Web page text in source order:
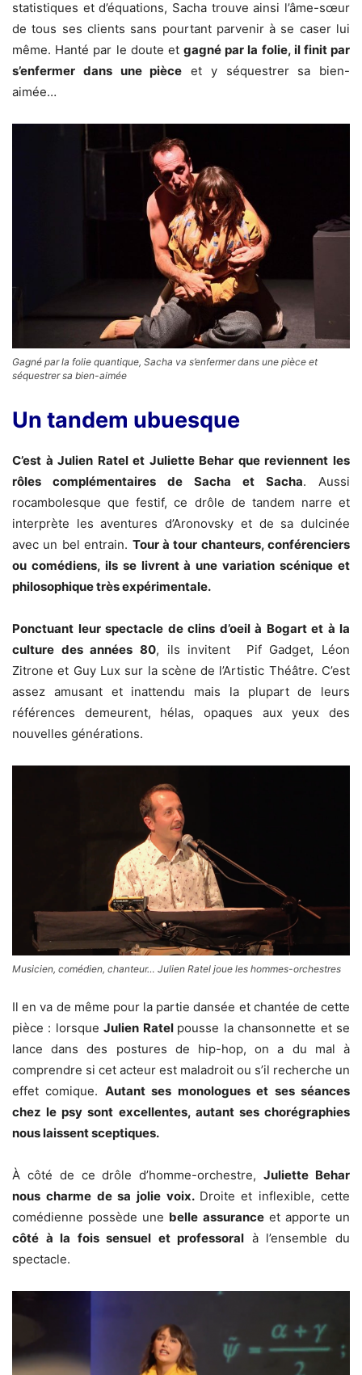
statistiques et d’équations, Sacha trouve ainsi l’âme-sœur
de tous ses clients sans pourtant parvenir à se caser lui
même. Hanté par le doute et gagné par la folie, il finit par
s’enfermer dans une pièce et y séquestrer sa bien-
aimée…
Gagné par la folie quantique, Sacha va s’enfermer dans une pièce et
séquestrer sa bien-aimée
Un tandem ubuesque
C’est à Julien Ratel et Juliette Behar que reviennent les
rôles complémentaires de Sacha et Sacha. Aussi
rocambolesque que festif, ce drôle de tandem narre et
interprète les aventures d’Aronovsky et de sa dulcinée
avec un bel entrain. Tour à tour chanteurs, conférenciers
ou comédiens, ils se livrent à une variation scénique et
philosophique très expérimentale.
Ponctuant leur spectacle de clins d’oeil à Bogart et à la
culture des années 80, ils invitent
Pif Gadget, Léon
Zitrone et Guy Lux sur la scène de l’Artistic Théâtre. C’est
assez amusant et inattendu mais la plupart de leurs
références demeurent, hélas, opaques aux yeux des
nouvelles générations.
Musicien, comédien, chanteur… Julien Ratel joue les hommes-orchestres
Il en va de même pour la partie dansée et chantée de cette
pièce : lorsqueJulien Ratel pousse la chansonnette et se
lance dans des postures de hip-hop, on a du mal à
comprendre si cet acteur est maladroit ou s’il recherche un
effet comique. Autant ses monologues et ses séances
chez le psy sont excellentes, autant ses chorégraphies
nous laissent sceptiques.
À côté de ce drôle d’homme-orchestre,Juliette Behar
nous charme de sa jolie voix. Droite et inflexible, cette
comédienne possède une belle assuranceet apporte un
côté à la fois sensuel et professoral à l’ensemble du
spectacle.